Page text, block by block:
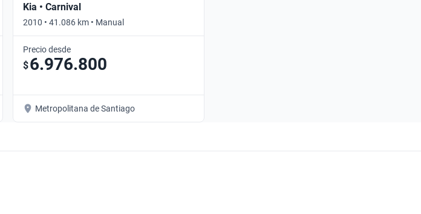
Kia • Carnival
2010 • 41.086 km • Manual
Precio desde
$6.976.800
Metropolitana de Santiago